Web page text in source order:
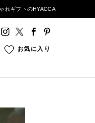
れギフトのHYACCA
お気に入り